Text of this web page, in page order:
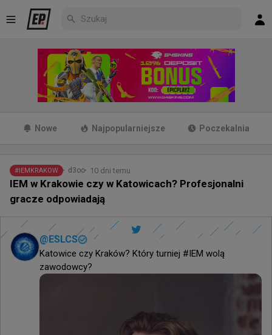
Nowe Najpopularniejsze Poczekalnia
#IEMKRAKOW d3oo 10 dni temu
IEM w Krakowie czy w Katowicach? Profesjonalni
gracze odpowiadają
@ESLCS
Katowice czy Kraków? Który turniej #IEM wolą
zawodowcy?